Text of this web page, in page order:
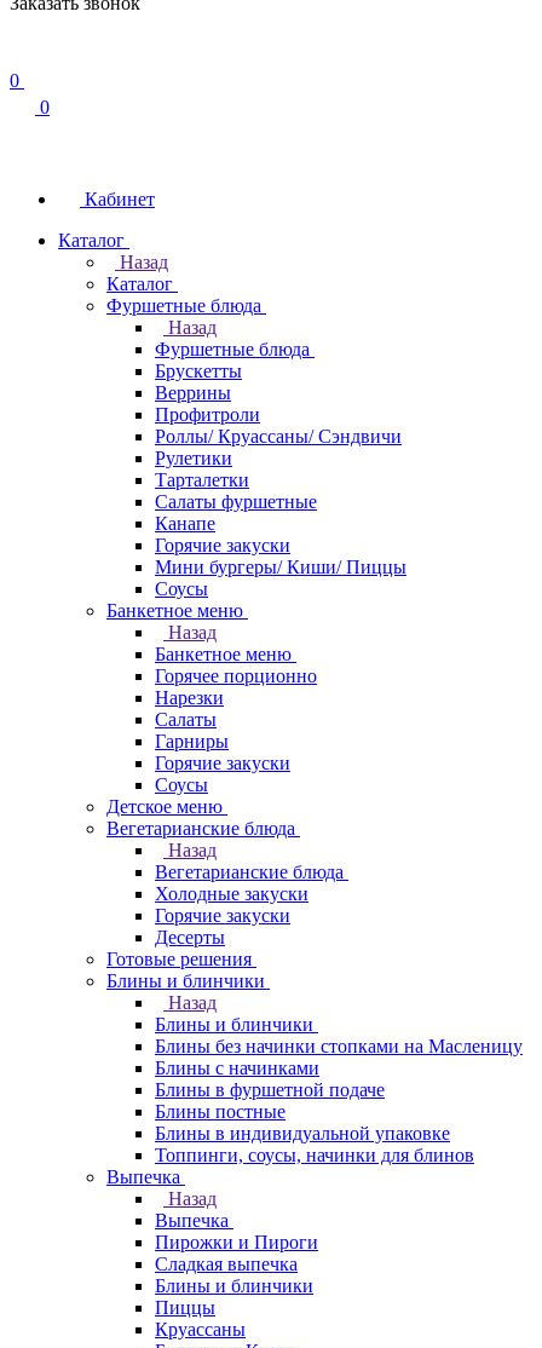
0
0
Кабинет
Каталог
Назад
Каталог
Фуршетные блюда
Назад
Фуршетные блюда
Брускетты
Веррины
Профитроли
Роллы/ Круассаны/ Сэндвичи
Рулетики
Тарталетки
Салаты фуршетные
Канапе
Горячие закуски
Мини бургеры/ Киши/ Пиццы
Соусы
Банкетное меню
Назад
Банкетное меню
Горячее порционно
Нарезки
Салаты
Гарниры
Горячие закуски
Соусы
Детское меню
Вегетарианские блюда
Назад
Вегетарианские блюда
Холодные закуски
Горячие закуски
Десерты
Готовые решения
Блины и блинчики
Назад
Блины и блинчики
Блины без начинки стопками на Масленицу
Блины с начинками
Блины в фуршетной подаче
Блины постные
Блины в индивидуальной упаковке
Топпинги, соусы, начинки для блинов
Выпечка
Назад
Выпечка
Пирожки и Пироги
Сладкая выпечка
Блины и блинчики
Пиццы
Круасcаны